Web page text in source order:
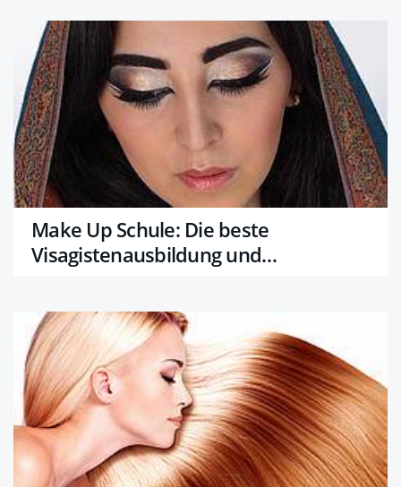
Make Up Schule: Die beste
Visagistenausbildung und